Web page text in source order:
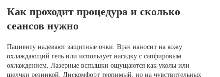
Как проходит процедура и сколько
сеансов нужно
Пациенту надевают защитные очки. Врач наносит на кожу
охлаждающий гель или использует насадку с сапфировым
охлаждением. Лазерные вспышки ощущаются как уколы или
щелчки резинкой. Дискомфорт терпимый, но на чувствительных